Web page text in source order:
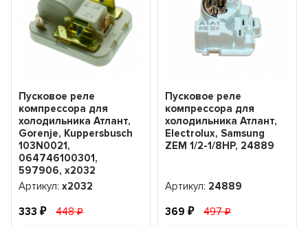
Пусковое реле
компрессора для
холодильника Атлант,
Gorenje, Kuppersbusch
103N0021,
064746100301,
597906, х2032
Артикул:х2032
333 448
Пусковое реле
компрессора для
холодильника Атлант,
Electrolux, Samsung
ZEM 1/2-1/8HP, 24889
Артикул: 24889
369 497